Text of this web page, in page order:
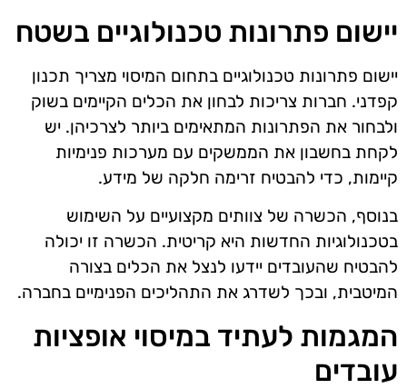
יישום פתרונות טכנולוגיים בשטח
יישום פתרונות טכנולוגיים בתחום המיסוי מצריך תכנון
קפדני. חברות צריכות לבחון את הכלים הקיימים בשוק
ולבחור את הפתרונות המתאימים ביותר לצרכיהן. יש
לקחת בחשבון את הממשקים עם מערכות פנימיות
קיימות, כדי להבטיח זרימה חלקה של מידע.
בנוסף, הכשרה של צוותים מקצועיים על השימוש
בטכנולוגיות החדשות היא קריטית. הכשרה זו יכולה
להבטיח שהעובדים יידעו לנצל את הכלים בצורה
המיטבית, ובכך לשדרג את התהליכים הפנימיים בחברה.
המגמות לעתיד במיסוי אופציות
עובדים